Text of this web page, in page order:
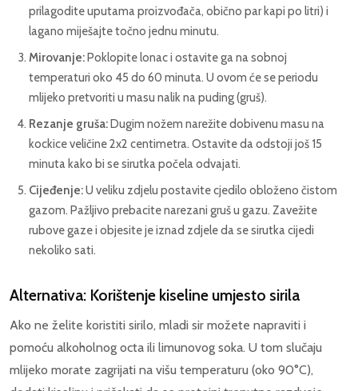
prilagodite uputama proizvođača, obično par kapi po litri) i
lagano miješajte točno jednu minutu.
Mirovanje: Poklopite lonac i ostavite ga na sobnoj
temperaturi oko 45 do 60 minuta. U ovom će se periodu
mlijeko pretvoriti u masu nalik na puding (gruš).
Rezanje gruša: Dugim nožem narežite dobivenu masu na
kockice veličine 2x2 centimetra. Ostavite da odstoji još 15
minuta kako bi se sirutka počela odvajati.
Cijeđenje:U veliku zdjelu postavite cjedilo obloženo čistom
gazom. Pažljivo prebacite narezani gruš u gazu. Zavežite
rubove gaze i objesite je iznad zdjele da se sirutka cijedi
nekoliko sati.
Alternativa: Korištenje kiseline umjesto sirila
Ako ne želite koristiti sirilo, mladi sir možete napraviti i
pomoću alkoholnog octa ili limunovog soka. U tom slučaju
mlijeko morate zagrijati na višu temperaturu (oko 90°C),